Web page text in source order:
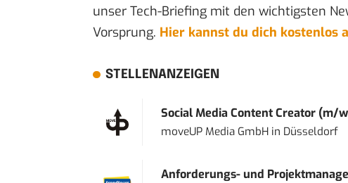
unser Tech-Briefing mit den wichtigsten
Vorsprung. Hier kannst du dich kostenlos
STELLENANZEIGEN
Social Media Content Creator (m/
moveUP Media GmbHin Düsseldorf
Anforderungs- und